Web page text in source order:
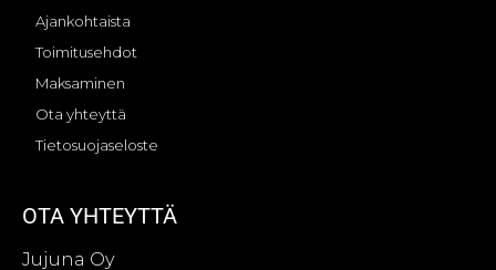
Ajankohtaista
Toimitusehdot
Maksaminen
Ota yhteyttä
Tietosuojaseloste
OTA YHTEYTTÄ
Jujuna Oy